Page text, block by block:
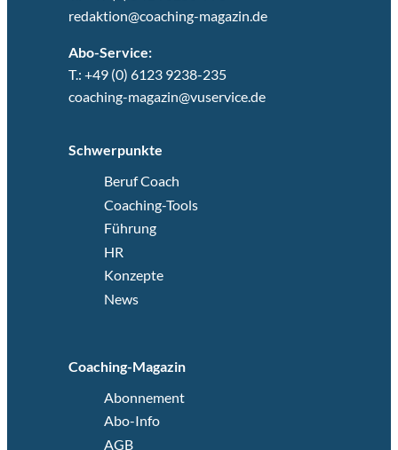
redaktion@coaching-magazin.de
Abo-Service:
T.: +49 (0) 6123 9238-235
coaching-magazin@vuservice.de
Schwerpunkte
Beruf Coach
Coaching-Tools
Führung
HR
Konzepte
News
Coaching-Magazin
Abonnement
Abo-Info
AGB